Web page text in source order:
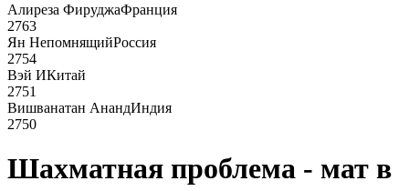
Алиреза ФируджаФранция
2763
Ян НепомнящийРоссия
2754
Вэй ИКитай
2751
Вишванатан АнандИндия
2750
Шахматная проблема - мат в